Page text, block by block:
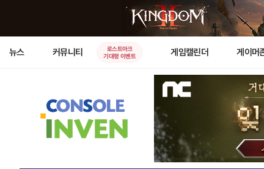
뉴스 커뮤니티
로스트아크
기대평 이벤트
게임캘린더 게이머